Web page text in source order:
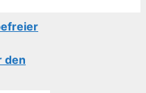
den